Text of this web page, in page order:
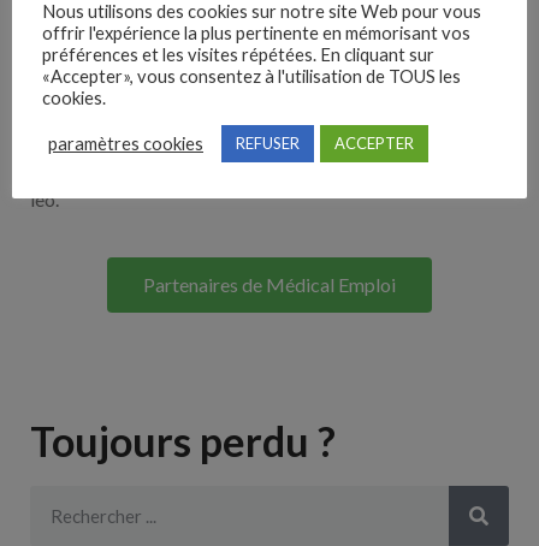
Nos solutions entreprises
Lorem ipsum dolor sit amet, consectetur adipiscing elit. Ut
elit tellus, luctus nec ullamcorper mattis, pulvinar dapibus
leo.
Partenaires de Médical Emploi
Toujours perdu ?
Nous utilisons des cookies sur notre site Web pour vous
offrir l'expérience la plus pertinente en mémorisant vos
préférences et les visites répétées. En cliquant sur
«Accepter», vous consentez à l'utilisation de TOUS les
cookies.
paramètres cookies REFUSER ACCEPTER